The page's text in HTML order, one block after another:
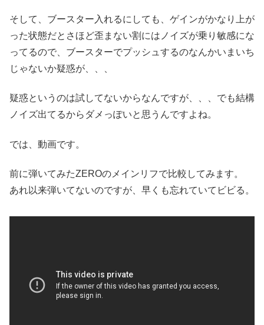
そして、ブースター入れるにしても、ゲインがかなり上が
った状態だとさほど歪まない割にはノイズが乗り敏感にな
ってるので、ブースターでプッシュするのなんかいまいち
じゃないか疑惑が、、、
疑惑というのは試してないからなんですが、、、でも結構
ノイズ出てるからダメっぽいと思うんですよね。
では、動画です。
前に弾いてみたZEROのメインリフで比較してみます。
あれ以来弾いてないのですが、早くも忘れていてビビる。